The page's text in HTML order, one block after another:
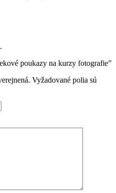
poukazy na kurzy fotografie”
Vyžadované polia sú